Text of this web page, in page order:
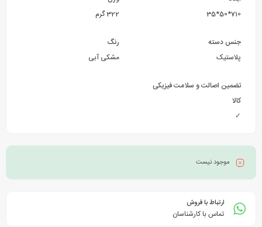
710*50*35
322 گرم
جنس دسته
پلاستیک
رنگ
مشکی آبی
تضمین اصالت و سلامت فیزیکی
کالا
✓
موجود نیست
ارتباط با فروش
تماس با کارشناسان